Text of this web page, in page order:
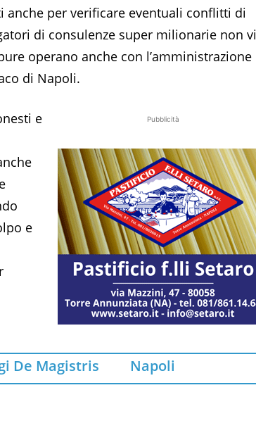
anche per verificare eventuali conflitti di
di consulenze super milionarie non vi
operano anche con l’amministrazione
di Napoli.
Pubblicità
e
e
De Magistris Napoli